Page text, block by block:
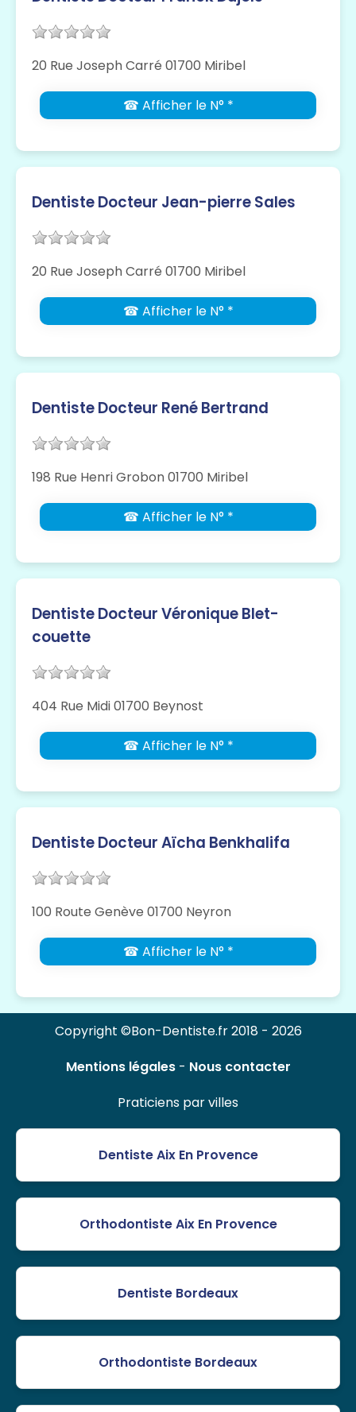
20 Rue Joseph Carré 01700 Miribel
☎ Afficher le N° *
Dentiste Docteur Jean-pierre Sales
20 Rue Joseph Carré 01700 Miribel
☎ Afficher le N° *
Dentiste Docteur René Bertrand
198 Rue Henri Grobon 01700 Miribel
☎ Afficher le N° *
Dentiste Docteur Véronique Blet-
couette
404 Rue Midi 01700 Beynost
☎ Afficher le N° *
Dentiste Docteur Aïcha Benkhalifa
100 Route Genève 01700 Neyron
☎ Afficher le N° *
Copyright ©Bon-Dentiste.fr 2018 - 2026
Mentions légales- Nous contacter
Praticiens par villes
Dentiste Aix En Provence
Orthodontiste Aix En Provence
Dentiste Bordeaux
Orthodontiste Bordeaux